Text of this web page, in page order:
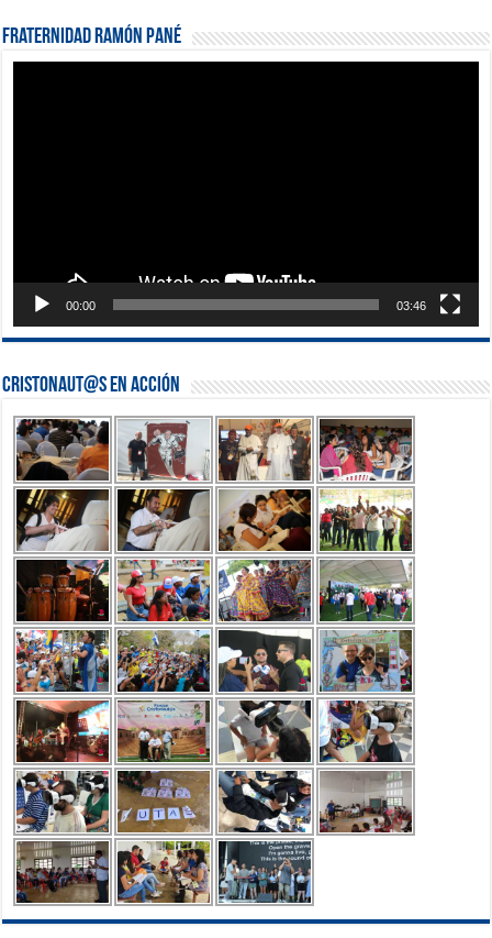
Fraternidad Ramón Pané
00:00 03:46
Cristonaut@s en Acción